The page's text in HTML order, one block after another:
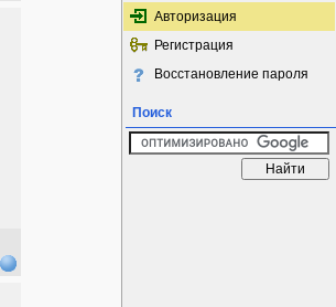
Авторизация
Регистрация
Восстановление пароля
Поиск